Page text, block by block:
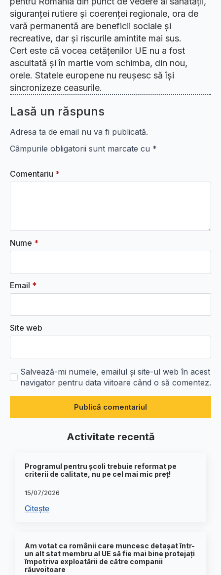
siguranței rutiere și coerenței regionale, ora de
vară permanentă are beneficii sociale și
recreative, dar și riscurile amintite mai sus.
Cert este că vocea cetățenilor UE nu a fost
ascultată și în martie vom schimba, din nou,
orele. Statele europene nu reușesc să își
sincronizeze ceasurile.
Lasă un răspuns
Adresa ta de email nu va fi publicată.
Câmpurile obligatorii sunt marcate cu *
Comentariu *
Nume *
Email *
Site web
Salvează-mi numele, emailul și site-ul web în acest
navigator pentru data viitoare când o să comentez.
Activitate recentă
Programul pentru școli trebuie reformat pe
criterii de calitate, nu pe cel mai mic preț!
15/07/2026
Citește
Am votat ca românii care muncesc detașat într-
un alt stat membru al UE să fie mai bine protejați
împotriva exploatării de către companii
răuvoitoare